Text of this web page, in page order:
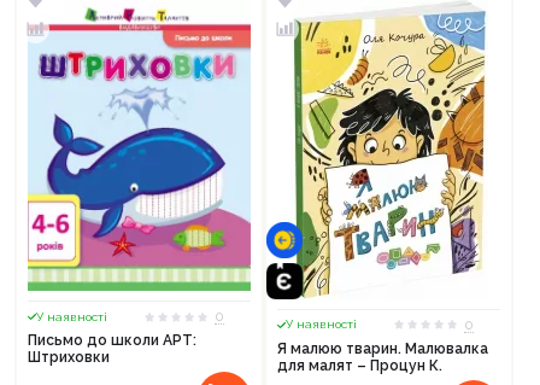
У наявності
0
Письмо до школи АРТ:
Штриховки
У наявності
0
Я малюю тварин. Малювалка
для малят – Процун К.